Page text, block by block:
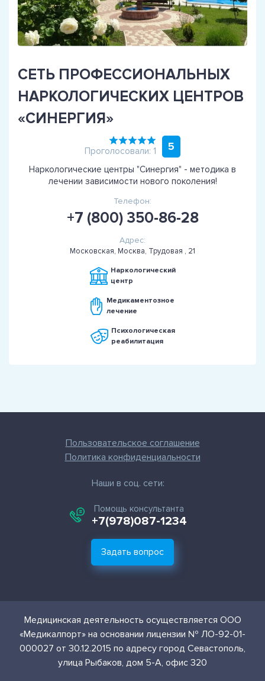
СЕТЬ ПРОФЕССИОНАЛЬНЫХ
НАРКОЛОГИЧЕСКИХ ЦЕНТРОВ
«СИНЕРГИЯ»
Проголосовали: 1 5
Наркологические центры "Синергия" - методика в
лечении зависимости нового поколения!
Телефон:
+7 (800) 350-86-28
Адрес:
Московская, Москва, Трудовая , 21
Наркологический
центр
Медикаментозное
лечение
Психологическая
реабилитация
Пользовательское соглашение
Политика конфиденциальности
Наши в соц. сети:
Помощь консультанта
+7(978)087-1234
Задать вопрос
Медицинская деятельность осуществляется ООО
«Медикалпорт» на основании лицензии № ЛО-92-01-
000027 от 30.12.2015 по адресу город Севастополь,
улица Рыбаков, дом 5-А, офис 320